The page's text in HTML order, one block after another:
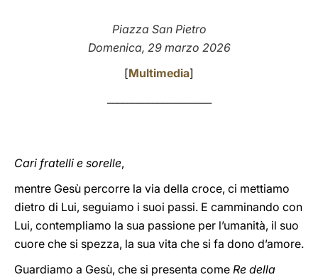
Piazza San Pietro
Domenica, 29 marzo 2026
[Multimedia]
Cari fratelli e sorelle,
mentre Gesù percorre la via della croce, ci mettiamo
dietro di Lui, seguiamo i suoi passi. E camminando con
Lui, contempliamo la sua passione per l’umanità, il suo
cuore che si spezza, la sua vita che si fa dono d’amore.
Guardiamo a Gesù, che si presenta come Re della